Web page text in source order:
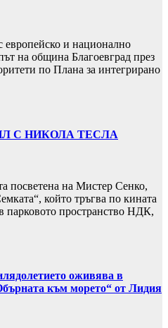
европейско и национално
на община Благоевград през
по Плана за интегрирано
С НИКОЛА ТЕСЛА
посветена на Мистер Сенко,
който тръгва по кината
парковото пространство НДК,
оживява в
към морето“ от Лидия